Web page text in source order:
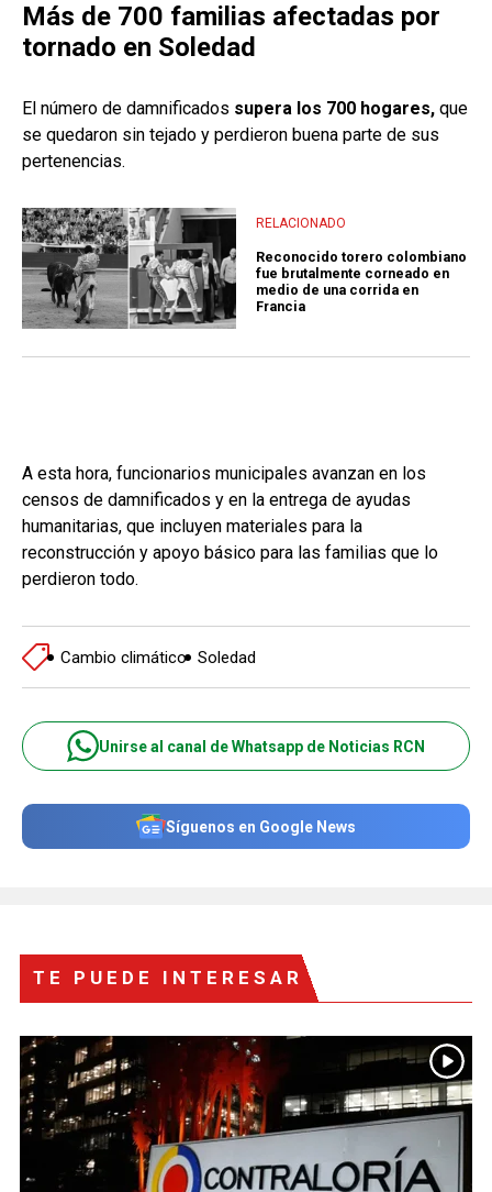
Más de 700 familias afectadas por
tornado en Soledad
El número de damnificados supera los 700 hogares, que
se quedaron sin tejado y perdieron buena parte de sus
pertenencias.
RELACIONADO
Reconocido torero colombiano
fue brutalmente corneado en
medio de una corrida en
Francia
A esta hora, funcionarios municipales avanzan en los
censos de damnificados y en la entrega de ayudas
humanitarias, que incluyen materiales para la
reconstrucción y apoyo básico para las familias que lo
perdieron todo.
Cambio climático Soledad
Unirse al canal de Whatsapp de Noticias RCN
Síguenos en Google News
TE PUEDE INTERESAR